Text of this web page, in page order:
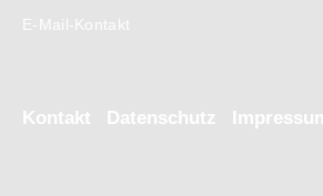
E-Mail-Kontakt
Kontakt Datenschutz